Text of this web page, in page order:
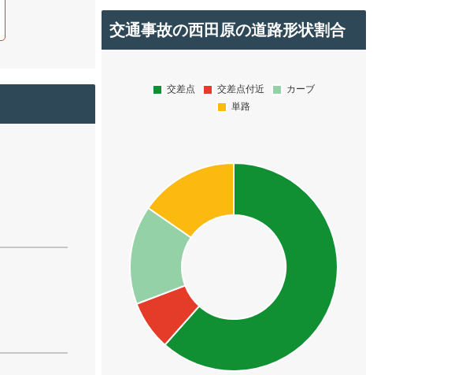
交通事故の西田原の道路形状割合